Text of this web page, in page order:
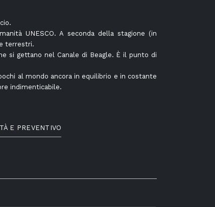
UNESCO. A seconda della stagione (in
terrestri.
si gettano nel Canale di Beagle. È il punto di
al mondo ancora in equilibrio e in costante
indimenticabile.
E PREVENTIVO